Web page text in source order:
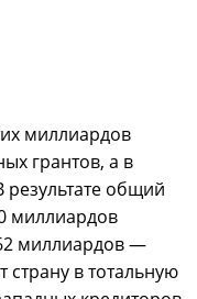
миллиардов
грантов, а в
общий
миллиардов
миллиардов —
страну в тотальную